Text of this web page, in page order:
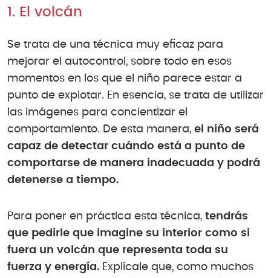
1. El volcán
Se trata de una técnica muy eficaz para
mejorar el autocontrol, sobre todo en esos
momentos en los que el niño parece estar a
punto de explotar. En esencia, se trata de utilizar
las imágenes para concientizar el
comportamiento. De esta manera, el niño será
capaz de detectar cuándo está a punto de
comportarse de manera inadecuada y podrá
detenerse a tiempo.
Para poner en práctica esta técnica, tendrás
que pedirle que imagine su interior como si
fuera un volcán que representa toda su
fuerza y energía. Explícale que, como muchos